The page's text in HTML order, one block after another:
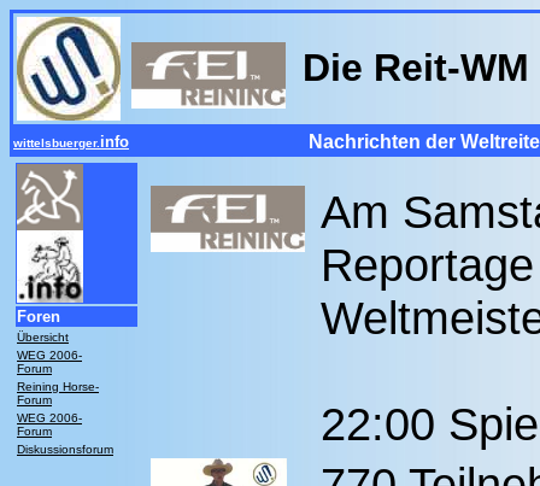
Die Reit-
wittelsbuerger. info Nachrichten der
Foren
Übersicht
WEG 2006-
Forum
Reining Horse-
Forum
WEG 2006-
Forum
Diskussionsforum
Am
22:00